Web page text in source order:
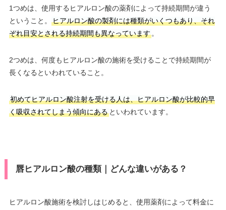
1つめは、使用するヒアルロン酸の薬剤によって持続期間が違う
ということ。
ヒアルロン酸の製剤には種類がいくつもあり、それ
ぞれ目安とされる持続期間も異なっています。
2つめは、何度もヒアルロン酸の施術を受けることで持続期間が
長くなるといわれていること。
初めてヒアルロン酸注射を受ける人は、ヒアルロン酸が比較的早
く吸収されてしまう傾向にあるといわれています。
唇ヒアルロン酸の種類｜どんな違いがある？
ヒアルロン酸施術を検討しはじめると、使用薬剤によって料金に